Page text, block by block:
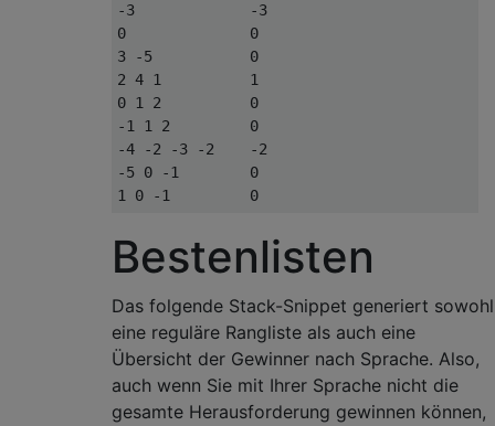
-3             -3
0              0
3 -5           0
2 4 1          1
0 1 2          0
-1 1 2         0
-4 -2 -3 -2    -2
-5 0 -1        0
Bestenlisten
Das folgende Stack-Snippet generiert sowohl
eine reguläre Rangliste als auch eine
Übersicht der Gewinner nach Sprache. Also,
auch wenn Sie mit Ihrer Sprache nicht die
gesamte Herausforderung gewinnen können,